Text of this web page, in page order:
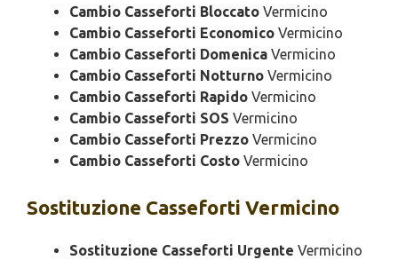
Cambio Casseforti Bloccato Vermicino
Cambio Casseforti Economico Vermicino
Cambio Casseforti Domenica Vermicino
Cambio Casseforti Notturno Vermicino
Cambio Casseforti Rapido Vermicino
Cambio Casseforti SOS Vermicino
Cambio Casseforti Prezzo Vermicino
Cambio Casseforti Costo Vermicino
Sostituzione Casseforti Vermicino
Sostituzione Casseforti Urgente Vermicino